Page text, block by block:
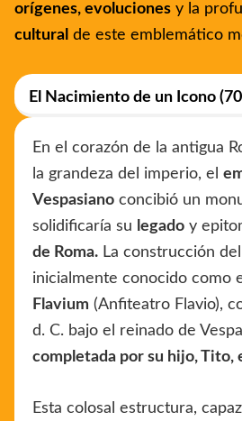
orígenes, evoluciones y la
cultural de este emblemático
El Nacimiento de un Icono
En el corazón de la antigua
la grandeza del imperio, el
Vespasiano concibió un
solidificaría su legado y
de Roma. La construcción
inicialmente conocido como
Flavium (Anfiteatro Flavio),
d. C. bajo el reinado de
completada por su hijo, Tito,
Esta colosal estructura,